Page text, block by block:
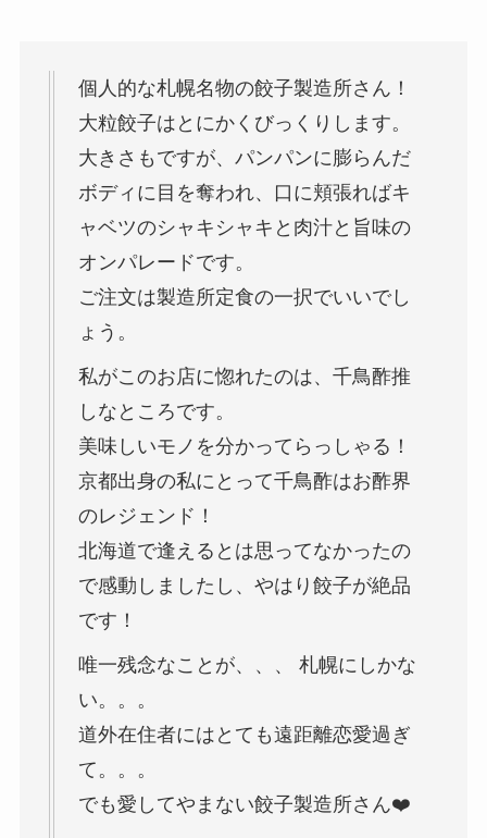
個人的な札幌名物の餃子製造所さん！
大粒餃子はとにかくびっくりします。
大きさもですが、パンパンに膨らんだ
ボディに目を奪われ、口に頬張ればキ
ャベツのシャキシャキと肉汁と旨味の
オンパレードです。
ご注文は製造所定食の一択でいいでし
ょう。
私がこのお店に惚れたのは、千鳥酢推
しなところです。
美味しいモノを分かってらっしゃる！
京都出身の私にとって千鳥酢はお酢界
のレジェンド！
北海道で逢えるとは思ってなかったの
で感動しましたし、やはり餃子が絶品
です！
唯一残念なことが、、、 札幌にしかな
い。。。
道外在住者にはとても遠距離恋愛過ぎ
て。。。
でも愛してやまない餃子製造所さん❤️